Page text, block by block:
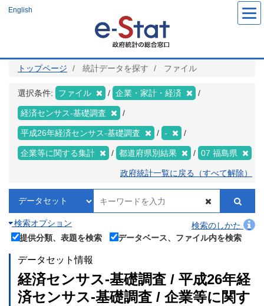
ツ
English
トップページ 統計データを探す ファイル
選択条件: ファイル 企業・家計・経済
経済センサス‐基礎調査
平成26年経済センサス‐基礎調査 -
企業等に関する集計 都道府県別結果 07 福島県
政府統計一覧に戻る（すべて解除）
検索オプション
検索のしかた
提供分類、表題を検索
データベース、ファイル内を検索
データセット情報
経済センサス‐基礎調査 / 平成26年経
済センサス‐基礎調査 / 企業等に関す